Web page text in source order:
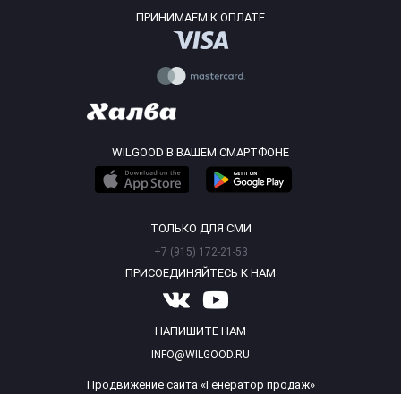
ПРИНИМАЕМ К ОПЛАТЕ
WILGOOD В ВАШЕМ СМАРТФОНЕ
ТОЛЬКО ДЛЯ СМИ
+7 (915) 172-21-53
ПРИСОЕДИНЯЙТЕСЬ К НАМ
НАПИШИТЕ НАМ
INFO@WILGOOD.RU
Продвижение сайта «Генератор продаж»